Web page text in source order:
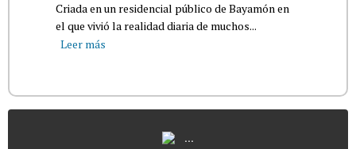
Criada en un residencial público de Bayamón en
el que vivió la realidad diaria de muchos...
Leer más
...